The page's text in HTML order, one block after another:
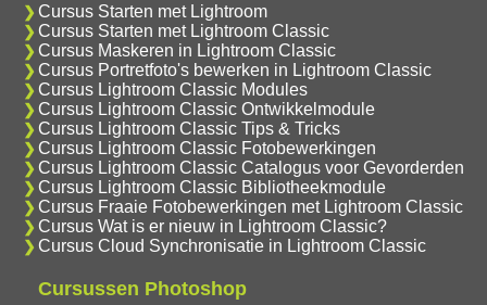
Cursus Starten met Lightroom
Cursus Starten met Lightroom Classic
Cursus Maskeren in Lightroom Classic
Cursus Portretfoto's bewerken in Lightroom Classic
Cursus Lightroom Classic Modules
Cursus Lightroom Classic Ontwikkelmodule
Cursus Lightroom Classic Tips & Tricks
Cursus Lightroom Classic Fotobewerkingen
Cursus Lightroom Classic Catalogus voor Gevorderden
Cursus Lightroom Classic Bibliotheekmodule
Cursus Fraaie Fotobewerkingen met Lightroom Classic
Cursus Wat is er nieuw in Lightroom Classic?
Cursus Cloud Synchronisatie in Lightroom Classic
Cursussen Photoshop